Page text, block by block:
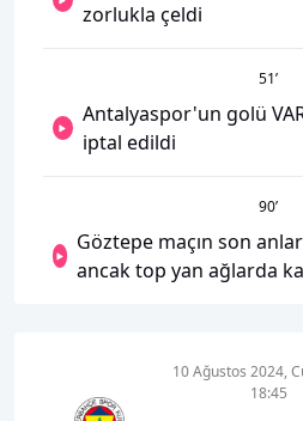
zorlukla çeldi
51’
Antalyaspor'un golü
iptal edildi
90’
Göztepe maçın son
ancak top yan ağlarda
10 Ağustos 2024,
18:45